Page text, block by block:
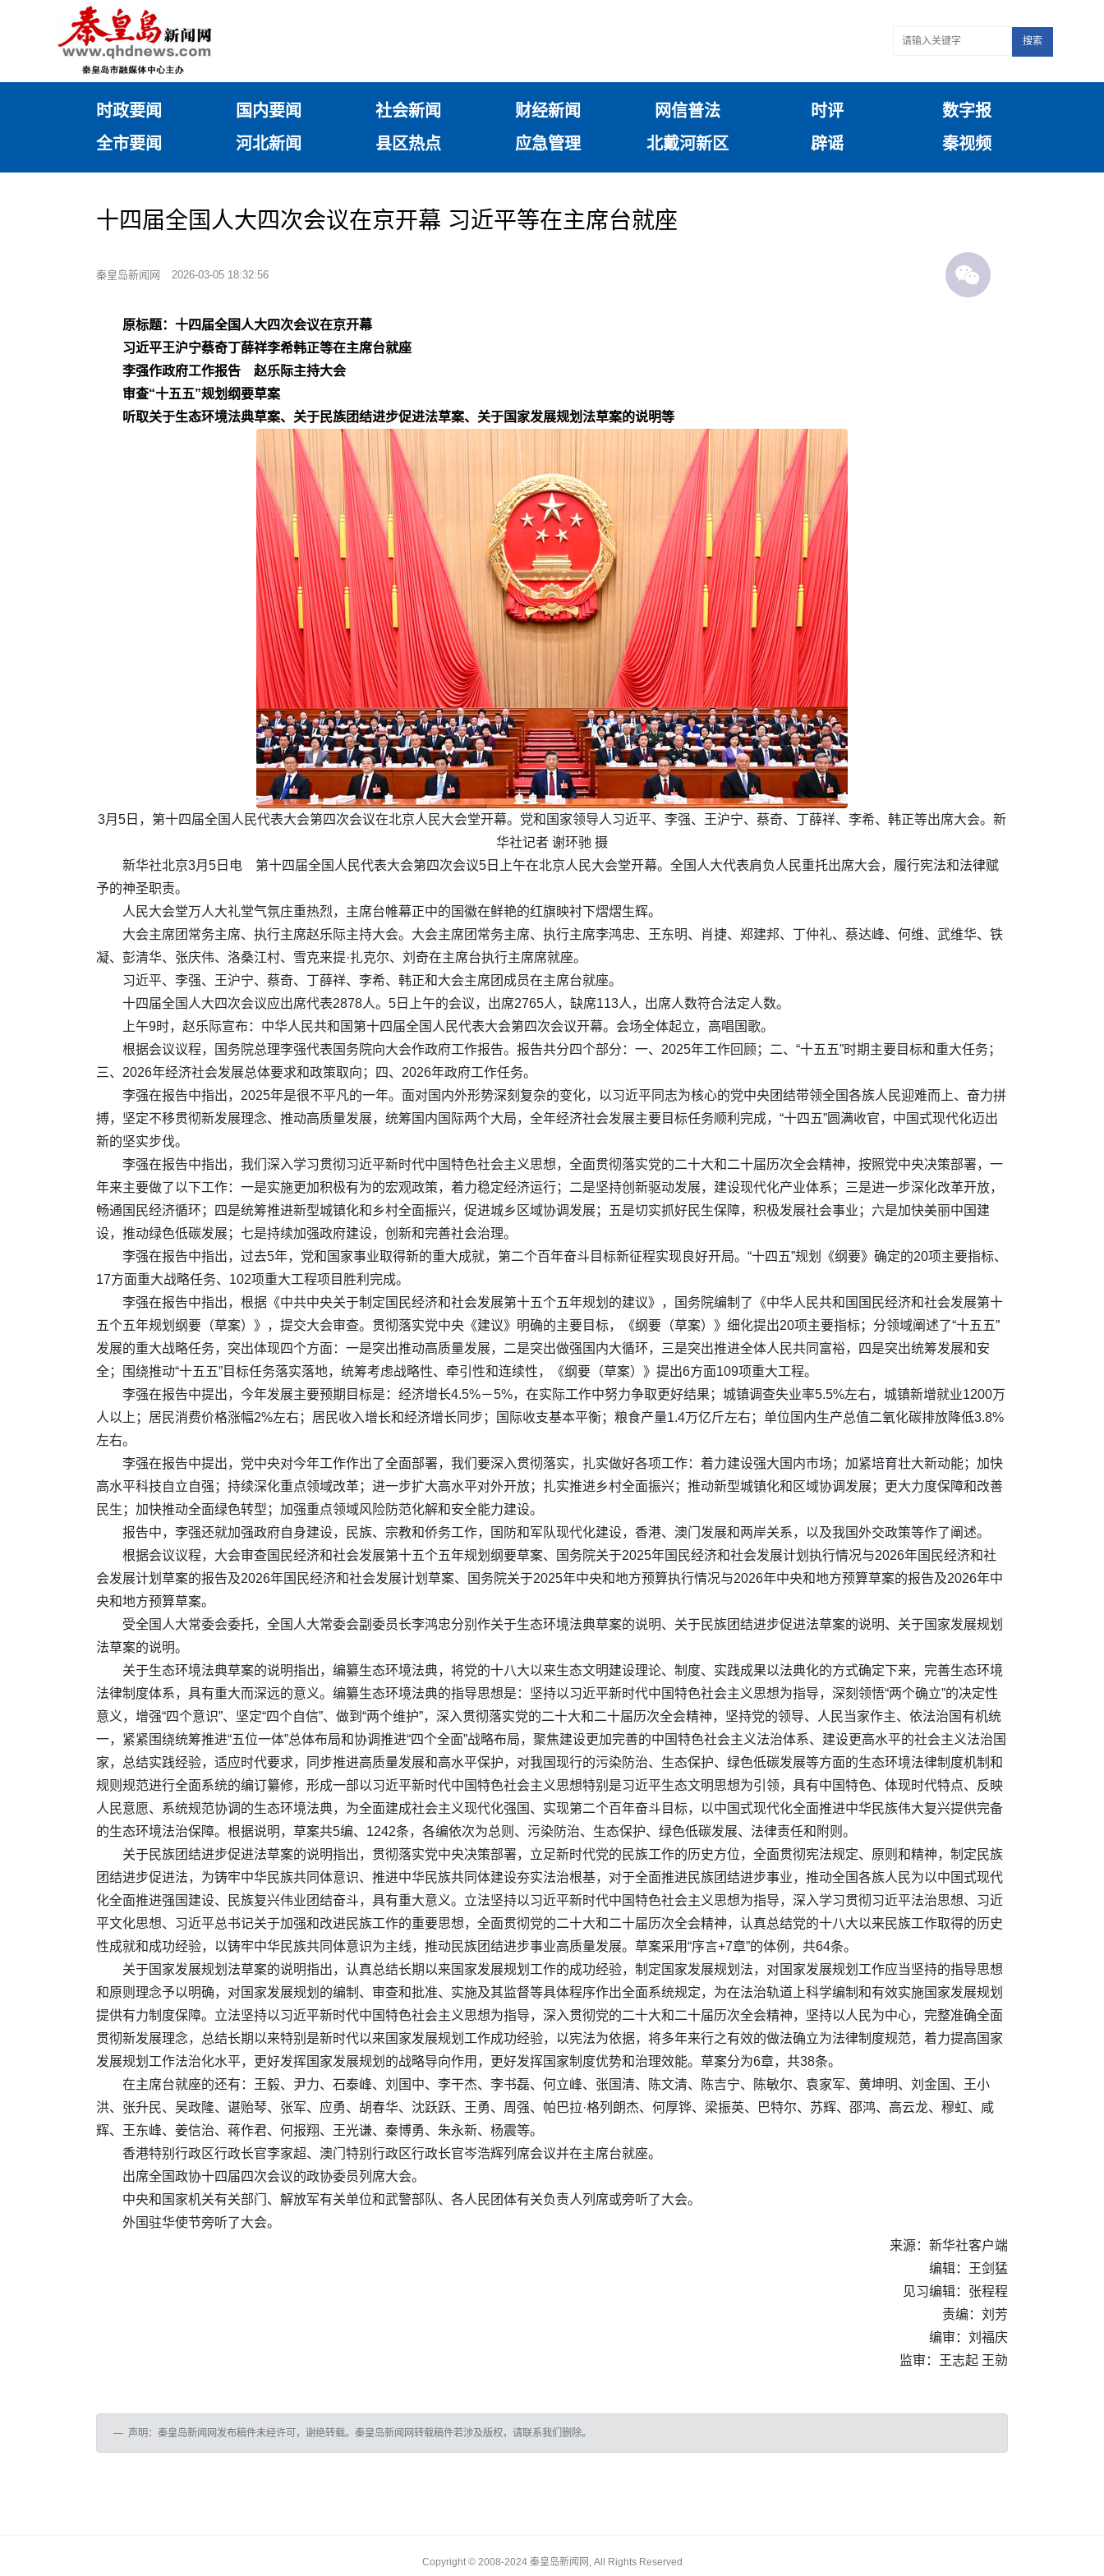
搜索
时政要闻 国内要闻 社会新闻 财经新闻 网信普法 时评
数字报
全市要闻
河北新闻 县区热点 应急管理 北戴河新区 辟谣 秦视频
十四届全国人大四次会议在京开幕 习近平等在主席台就座
秦皇岛新闻网 2026-03-05 18:32:56
原标题：十四届全国人大四次会议在京开幕
习近平王沪宁蔡奇丁薛祥李希韩正等在主席台就座
李强作政府工作报告 赵乐际主持大会
审查“十五五”规划纲要草案
听取关于生态环境法典草案、关于民族团结进步促进法草案、关于国家发展规划法草案的说明等
3月5日，第十四届全国人民代表大会第四次会议在北京人民大会堂开幕。党和国家领导人习近平、李强、王沪宁、蔡奇、丁薛祥、李希、韩正等出席大会。新
华社记者 谢环驰 摄
新华社北京3月5日电 第十四届全国人民代表大会第四次会议5日上午在北京人民大会堂开幕。全国人大代表肩负人民重托出席大会，履行宪法和法律赋
予的神圣职责。
人民大会堂万人大礼堂气氛庄重热烈，主席台帷幕正中的国徽在鲜艳的红旗映衬下熠熠生辉。
大会主席团常务主席、执行主席赵乐际主持大会。大会主席团常务主席、执行主席李鸿忠、王东明、肖捷、郑建邦、丁仲礼、蔡达峰、何维、武维华、铁
凝、彭清华、张庆伟、洛桑江村、雪克来提·扎克尔、刘奇在主席台执行主席席就座。
习近平、李强、王沪宁、蔡奇、丁薛祥、李希、韩正和大会主席团成员在主席台就座。
十四届全国人大四次会议应出席代表2878人。5日上午的会议，出席2765人，缺席113人，出席人数符合法定人数。
上午9时，赵乐际宣布：中华人民共和国第十四届全国人民代表大会第四次会议开幕。会场全体起立，高唱国歌。
根据会议议程，国务院总理李强代表国务院向大会作政府工作报告。报告共分四个部分：一、2025年工作回顾；二、“十五五”时期主要目标和重大任务；
三、2026年经济社会发展总体要求和政策取向；四、2026年政府工作任务。
李强在报告中指出，2025年是很不平凡的一年。面对国内外形势深刻复杂的变化，以习近平同志为核心的党中央团结带领全国各族人民迎难而上、奋力拼
搏，坚定不移贯彻新发展理念、推动高质量发展，统筹国内国际两个大局，全年经济社会发展主要目标任务顺利完成，“十四五”圆满收官，中国式现代化迈出
新的坚实步伐。
李强在报告中指出，我们深入学习贯彻习近平新时代中国特色社会主义思想，全面贯彻落实党的二十大和二十届历次全会精神，按照党中央决策部署，一
年来主要做了以下工作：一是实施更加积极有为的宏观政策，着力稳定经济运行；二是坚持创新驱动发展，建设现代化产业体系；三是进一步深化改革开放，
畅通国民经济循环；四是统筹推进新型城镇化和乡村全面振兴，促进城乡区域协调发展；五是切实抓好民生保障，积极发展社会事业；六是加快美丽中国建
设，推动绿色低碳发展；七是持续加强政府建设，创新和完善社会治理。
李强在报告中指出，过去5年，党和国家事业取得新的重大成就，第二个百年奋斗目标新征程实现良好开局。“十四五”规划《纲要》确定的20项主要指标、
17方面重大战略任务、102项重大工程项目胜利完成。
李强在报告中指出，根据《中共中央关于制定国民经济和社会发展第十五个五年规划的建议》，国务院编制了《中华人民共和国国民经济和社会发展第十
五个五年规划纲要（草案）》，提交大会审查。贯彻落实党中央《建议》明确的主要目标，《纲要（草案）》细化提出20项主要指标；分领域阐述了“十五五”
发展的重大战略任务，突出体现四个方面：一是突出推动高质量发展，二是突出做强国内大循环，三是突出推进全体人民共同富裕，四是突出统筹发展和安
全；围绕推动“十五五”目标任务落实落地，统筹考虑战略性、牵引性和连续性，《纲要（草案）》提出6方面109项重大工程。
李强在报告中提出，今年发展主要预期目标是：经济增长4.5%－5%，在实际工作中努力争取更好结果；城镇调查失业率5.5%左右，城镇新增就业1200万
人以上；居民消费价格涨幅2%左右；居民收入增长和经济增长同步；国际收支基本平衡；粮食产量1.4万亿斤左右；单位国内生产总值二氧化碳排放降低3.8%
左右。
李强在报告中提出，党中央对今年工作作出了全面部署，我们要深入贯彻落实，扎实做好各项工作：着力建设强大国内市场；加紧培育壮大新动能；加快
高水平科技自立自强；持续深化重点领域改革；进一步扩大高水平对外开放；扎实推进乡村全面振兴；推动新型城镇化和区域协调发展；更大力度保障和改善
民生；加快推动全面绿色转型；加强重点领域风险防范化解和安全能力建设。
报告中，李强还就加强政府自身建设，民族、宗教和侨务工作，国防和军队现代化建设，香港、澳门发展和两岸关系，以及我国外交政策等作了阐述。
根据会议议程，大会审查国民经济和社会发展第十五个五年规划纲要草案、国务院关于2025年国民经济和社会发展计划执行情况与2026年国民经济和社
会发展计划草案的报告及2026年国民经济和社会发展计划草案、国务院关于2025年中央和地方预算执行情况与2026年中央和地方预算草案的报告及2026年中
央和地方预算草案。
受全国人大常委会委托，全国人大常委会副委员长李鸿忠分别作关于生态环境法典草案的说明、关于民族团结进步促进法草案的说明、关于国家发展规划
法草案的说明。
关于生态环境法典草案的说明指出，编纂生态环境法典，将党的十八大以来生态文明建设理论、制度、实践成果以法典化的方式确定下来，完善生态环境
法律制度体系，具有重大而深远的意义。编纂生态环境法典的指导思想是：坚持以习近平新时代中国特色社会主义思想为指导，深刻领悟“两个确立”的决定性
意义，增强“四个意识”、坚定“四个自信”、做到“两个维护”，深入贯彻落实党的二十大和二十届历次全会精神，坚持党的领导、人民当家作主、依法治国有机统
一，紧紧围绕统筹推进“五位一体”总体布局和协调推进“四个全面”战略布局，聚焦建设更加完善的中国特色社会主义法治体系、建设更高水平的社会主义法治国
家，总结实践经验，适应时代要求，同步推进高质量发展和高水平保护，对我国现行的污染防治、生态保护、绿色低碳发展等方面的生态环境法律制度机制和
规则规范进行全面系统的编订纂修，形成一部以习近平新时代中国特色社会主义思想特别是习近平生态文明思想为引领，具有中国特色、体现时代特点、反映
人民意愿、系统规范协调的生态环境法典，为全面建成社会主义现代化强国、实现第二个百年奋斗目标，以中国式现代化全面推进中华民族伟大复兴提供完备
的生态环境法治保障。根据说明，草案共5编、1242条，各编依次为总则、污染防治、生态保护、绿色低碳发展、法律责任和附则。
关于民族团结进步促进法草案的说明指出，贯彻落实党中央决策部署，立足新时代党的民族工作的历史方位，全面贯彻宪法规定、原则和精神，制定民族
团结进步促进法，为铸牢中华民族共同体意识、推进中华民族共同体建设夯实法治根基，对于全面推进民族团结进步事业，推动全国各族人民为以中国式现代
化全面推进强国建设、民族复兴伟业团结奋斗，具有重大意义。立法坚持以习近平新时代中国特色社会主义思想为指导，深入学习贯彻习近平法治思想、习近
平文化思想、习近平总书记关于加强和改进民族工作的重要思想，全面贯彻党的二十大和二十届历次全会精神，认真总结党的十八大以来民族工作取得的历史
性成就和成功经验，以铸牢中华民族共同体意识为主线，推动民族团结进步事业高质量发展。草案采用“序言+7章”的体例，共64条。
关于国家发展规划法草案的说明指出，认真总结长期以来国家发展规划工作的成功经验，制定国家发展规划法，对国家发展规划工作应当坚持的指导思想
和原则理念予以明确，对国家发展规划的编制、审查和批准、实施及其监督等具体程序作出全面系统规定，为在法治轨道上科学编制和有效实施国家发展规划
提供有力制度保障。立法坚持以习近平新时代中国特色社会主义思想为指导，深入贯彻党的二十大和二十届历次全会精神，坚持以人民为中心，完整准确全面
贯彻新发展理念，总结长期以来特别是新时代以来国家发展规划工作成功经验，以宪法为依据，将多年来行之有效的做法确立为法律制度规范，着力提高国家
发展规划工作法治化水平，更好发挥国家发展规划的战略导向作用，更好发挥国家制度优势和治理效能。草案分为6章，共38条。
在主席台就座的还有：王毅、尹力、石泰峰、刘国中、李干杰、李书磊、何立峰、张国清、陈文清、陈吉宁、陈敏尔、袁家军、黄坤明、刘金国、王小
洪、张升民、吴政隆、谌贻琴、张军、应勇、胡春华、沈跃跃、王勇、周强、帕巴拉·格列朗杰、何厚铧、梁振英、巴特尔、苏辉、邵鸿、高云龙、穆虹、咸
辉、王东峰、姜信治、蒋作君、何报翔、王光谦、秦博勇、朱永新、杨震等。
香港特别行政区行政长官李家超、澳门特别行政区行政长官岑浩辉列席会议并在主席台就座。
出席全国政协十四届四次会议的政协委员列席大会。
中央和国家机关有关部门、解放军有关单位和武警部队、各人民团体有关负责人列席或旁听了大会。
外国驻华使节旁听了大会。
来源：新华社客户端
编辑：王剑猛
见习编辑：张程程
责编：刘芳
编审：刘福庆
监审：王志起 王勍
声明：秦皇岛新闻网发布稿件未经许可，谢绝转载。秦皇岛新闻网转载稿件若涉及版权，请联系我们删除。
Copyright © 2008-2024 秦皇岛新闻网, All Rights Reserved